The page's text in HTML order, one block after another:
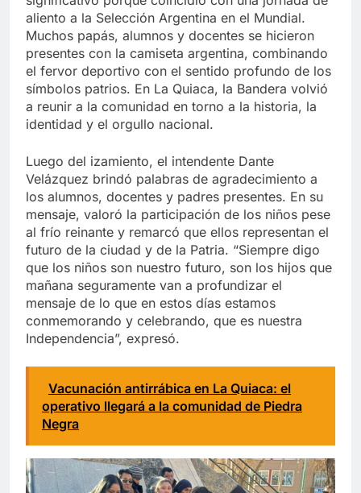
aliento a la Selección Argentina en el Mundial.
Muchos papás, alumnos y docentes se hicieron
presentes con la camiseta argentina, combinando
el fervor deportivo con el sentido profundo de los
símbolos patrios. En La Quiaca, la Bandera volvió
a reunir a la comunidad en torno a la historia, la
identidad y el orgullo nacional.
Luego del izamiento, el intendente Dante
Velázquez brindó palabras de agradecimiento a
los alumnos, docentes y padres presentes. En su
mensaje, valoró la participación de los niños pese
al frío reinante y remarcó que ellos representan el
futuro de la ciudad y de la Patria. “Siempre digo
que los niños son nuestro futuro, son los hijos que
mañana seguramente van a profundizar el
mensaje de lo que en estos días estamos
conmemorando y celebrando, que es nuestra
Independencia”, expresó.
Vacunación antirrábica en La Quiaca: el
operativo llegará a la comunidad de Piedra
Negra